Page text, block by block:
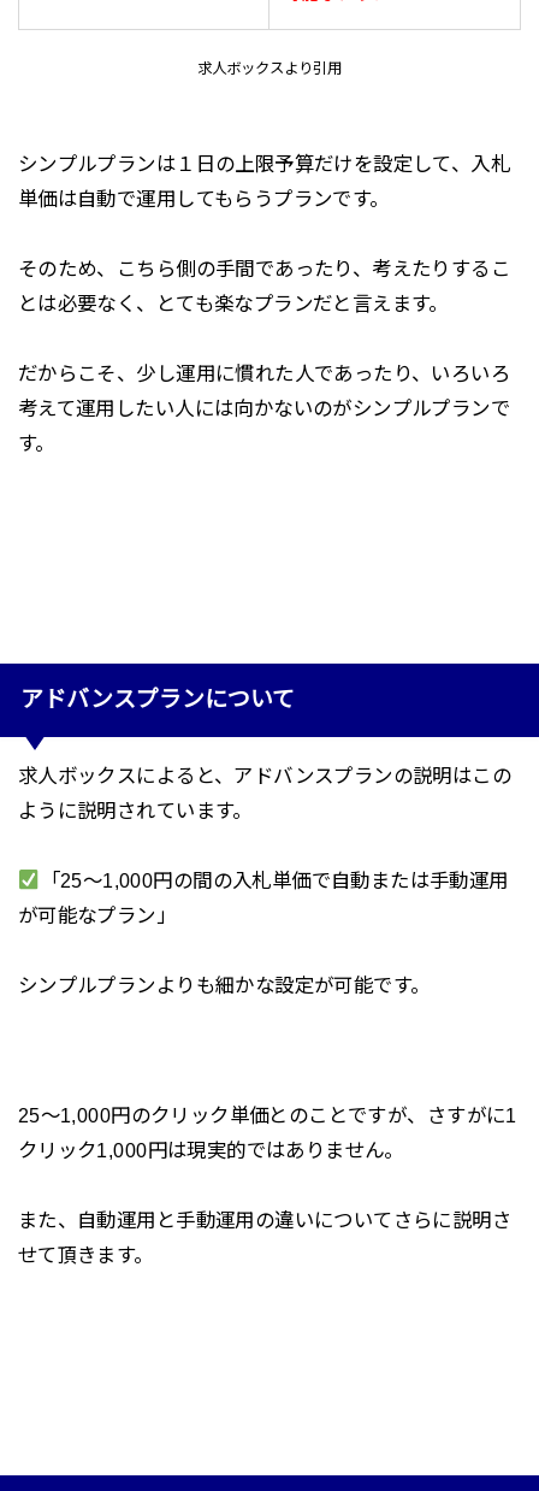
求人ボックスより引用
シンプルプランは１日の上限予算だけを設定して、入札
単価は自動で運用してもらうプランです。
そのため、こちら側の手間であったり、考えたりするこ
とは必要なく、とても楽なプランだと言えます。
だからこそ、少し運用に慣れた人であったり、いろいろ
考えて運用したい人には向かないのがシンプルプランで
す。
アドバンスプランについて
求人ボックスによると、アドバンスプランの説明はこの
ように説明されています。
「25～1,000円の間の入札単価で自動または手動運用
が可能なプラン 」
シンプルプランよりも細かな設定が可能です。
25〜1,000円のクリック単価とのことですが、さすがに1
クリック1,000円は現実的ではありません。
また、自動運用と手動運用の違いについてさらに説明さ
せて頂きます。